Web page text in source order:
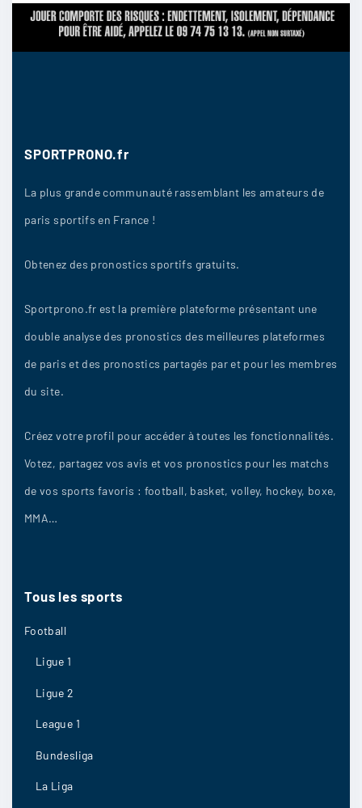
SPORTPRONO.fr
La plus grande communauté rassemblant les amateurs de
paris sportifs en France !
Obtenez des pronostics sportifs gratuits.
Sportprono.fr est la première plateforme présentant une
double analyse des pronostics des meilleures plateformes
de paris et des pronostics partagés par et pour les membres
du site.
Créez votre profil pour accéder à toutes les fonctionnalités.
Votez, partagez vos avis et vos pronostics pour les matchs
de vos sports favoris : football, basket, volley, hockey, boxe,
MMA…
Tous les sports
Football
Ligue 1
Ligue 2
League 1
Bundesliga
La Liga